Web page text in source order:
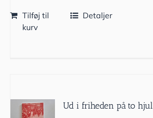
Tilføj til
kurv
Detaljer
Ud i friheden på to hjul